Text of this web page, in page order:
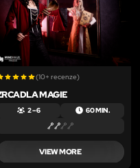
(10+ recenze)
MAGIE
2 – 6 60 MIN.
VIEW MORE